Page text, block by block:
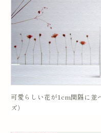
可愛らしい花が1cm間隔に
ズ）